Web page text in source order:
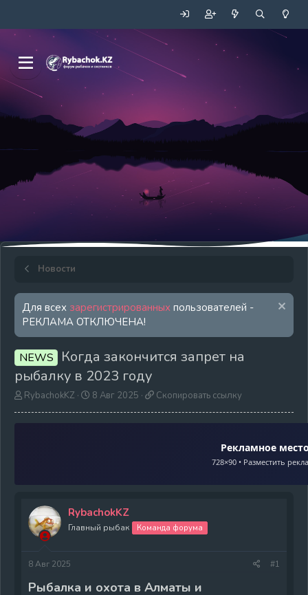
Новости
Для всех зарегистрированных пользователей -
РЕКЛАМА ОТКЛЮЧЕНА!
NEWS
Когда закончится запрет на
рыбалку в 2023 году
А
RybachokKZ
Д
8 Авг 2025
С
ь
с
Скопировать ссылку
Рекламное
728×90 • Разместить
RybachokKZ
Главный рыбак Команда форума
8 Авг 2025 #1
Рыбалка и охота в Алматы и